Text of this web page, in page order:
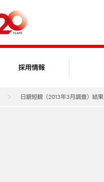
採用情報
日銀短観（2013年3月調査）結果